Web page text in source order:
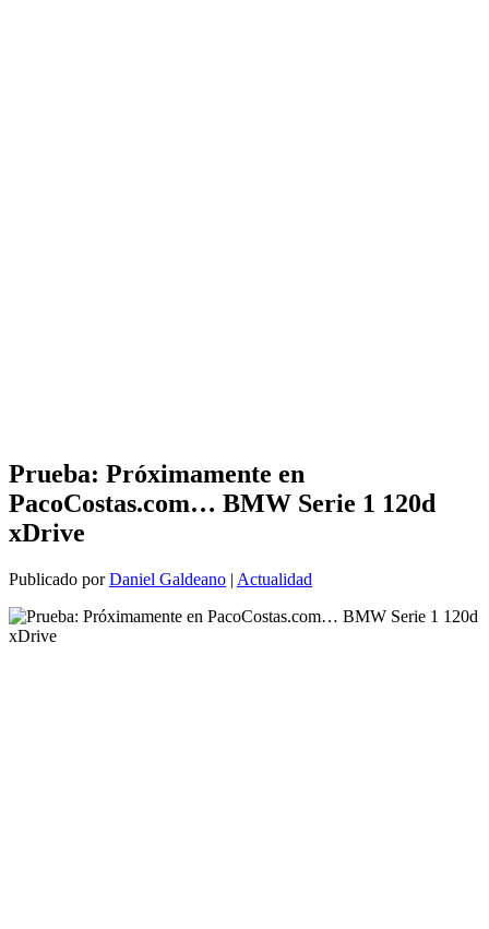
Prueba: Próximamente en
PacoCostas.com… BMW Serie 1 120d
xDrive
Publicado porDaniel Galdeano | Actualidad